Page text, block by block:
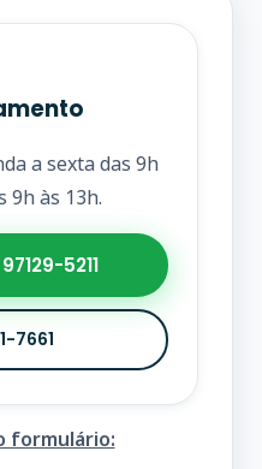
a sexta das 9h
9h às 13h.
5211
7661
formulário: